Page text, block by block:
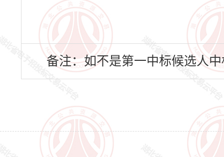
备注：如不是第一中标候选人